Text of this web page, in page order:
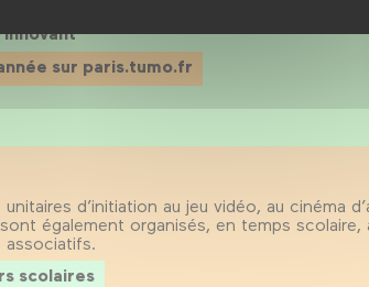
sur paris.tumo.fr
d’initiation au jeu vidéo, au cinéma
également organisés, en temps
associatifs.
scolaires